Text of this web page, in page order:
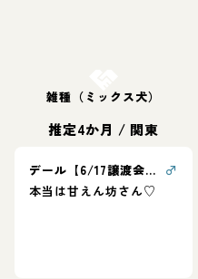
雑種（ミックス犬）
推定4か月 / 関東
デール【6/17譲渡会！】
♂
本当は甘えん坊さん♡